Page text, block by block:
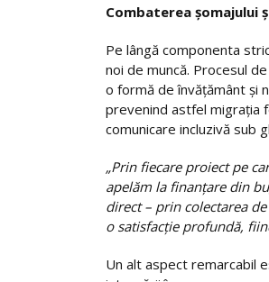
Combaterea șomajului
Pe lângă componenta
noi de muncă. Procesul
o formă de învățământ și
prevenind astfel migrația
comunicare incluzivă sub
„Prin fiecare proiect pe
apelăm la finanțare din
direct – prin colectarea
o satisfacție profundă,
Un alt aspect remarcabil